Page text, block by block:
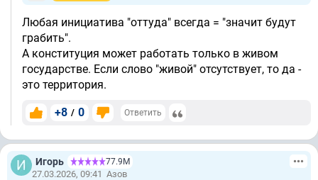
Любая инициатива "оттуда" всегда = "значит будут
грабить".
А конституция может работать только в живом
государстве. Если слово "живой" отсутствует, то да -
это территория.
+8 / 0 Ответить
Игорь 77.9М
27.03.2026, 09:41 Азов